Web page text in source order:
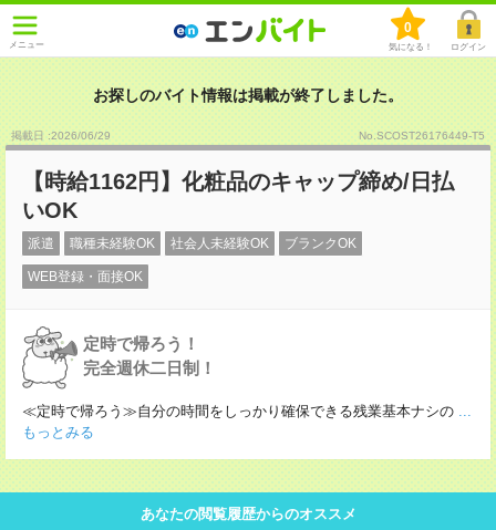
メニュー
0
気になる！ ログイン
お探しのバイト情報は掲載が終了しました。
掲載日 :2026/06/29 No.SCOST26176449-T5
【時給1162円】化粧品のキャップ締め/日払
いOK
派遣 職種未経験OK 社会人未経験OK ブランクOK
WEB登録・面接OK
定時で帰ろう！
完全週休二日制！
≪定時で帰ろう≫自分の時間をしっかり確保できる残業基本ナシの ...
もっとみる
あなたの閲覧履歴からのオススメ